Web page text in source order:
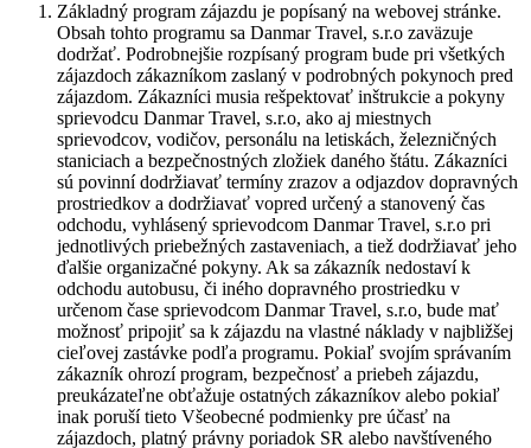
Základný program zájazdu je popísaný na webovej stránke.
Obsah tohto programu sa Danmar Travel, s.r.o zaväzuje
dodržať. Podrobnejšie rozpísaný program bude pri všetkých
zájazdoch zákazníkom zaslaný v podrobných pokynoch pred
zájazdom. Zákazníci musia rešpektovať inštrukcie a pokyny
sprievodcu Danmar Travel, s.r.o, ako aj miestnych
sprievodcov, vodičov, personálu na letiskách, železničných
staniciach a bezpečnostných zložiek daného štátu. Zákazníci
sú povinní dodržiavať termíny zrazov a odjazdov dopravných
prostriedkov a dodržiavať vopred určený a stanovený čas
odchodu, vyhlásený sprievodcom Danmar Travel, s.r.o pri
jednotlivých priebežných zastaveniach, a tiež dodržiavať jeho
ďalšie organizačné pokyny. Ak sa zákazník nedostaví k
odchodu autobusu, či iného dopravného prostriedku v
určenom čase sprievodcom Danmar Travel, s.r.o, bude mať
možnosť pripojiť sa k zájazdu na vlastné náklady v najbližšej
cieľovej zastávke podľa programu. Pokiaľ svojím správaním
zákazník ohrozí program, bezpečnosť a priebeh zájazdu,
preukázateľne obťažuje ostatných zákazníkov alebo pokiaľ
inak poruší tieto Všeobecné podmienky pre účasť na
zájazdoch, platný právny poriadok SR alebo navštíveného